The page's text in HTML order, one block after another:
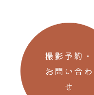
撮影予約・
お問い合わ
せ